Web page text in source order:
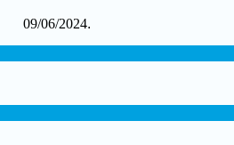
09/06/2024.